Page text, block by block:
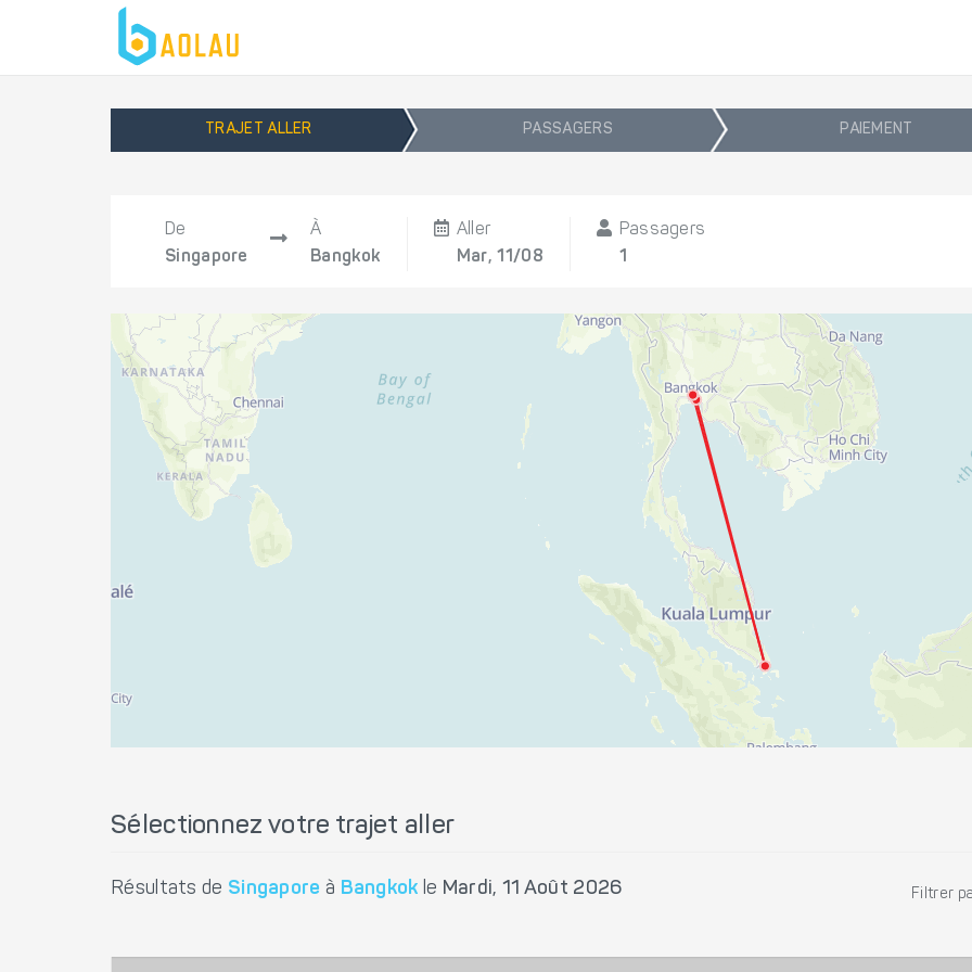
TRAJET ALLER PASSAGERS PAIEMENT
De
Singapore
À
Bangkok
Aller
Mar, 11/08
Passagers
1
Sélectionnez votre trajet aller
Résultats de Singapore à Bangkok le Mardi, 11 Août 2026 Filtrer